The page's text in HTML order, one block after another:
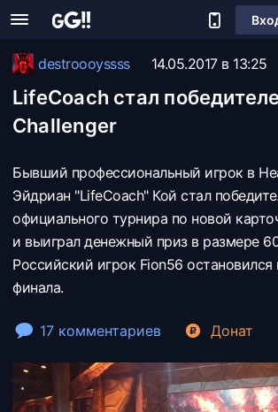
destroooyssss 14.05.2017 в 13:25
LifeCoach стал
Challenger
Бывший профессиональный игрок в
Эйдриан "LifeCoach" Кой стал
официального турнира по новой
и выиграл денежный приз в размере
Российский игрок Fion56 остановился
финала.
17 комментариев Донат